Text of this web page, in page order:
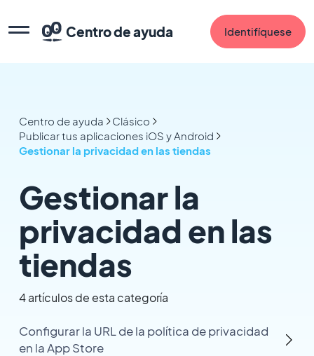
Centro de ayuda Identifíquese
Centro de ayuda
Clásico
Publicar tus aplicaciones iOS y Android
Gestionar la privacidad en las tiendas
Gestionar la
privacidad en las
tiendas
4 artículos de esta categoría
Configurar la URL de la política de privacidad
en la App Store